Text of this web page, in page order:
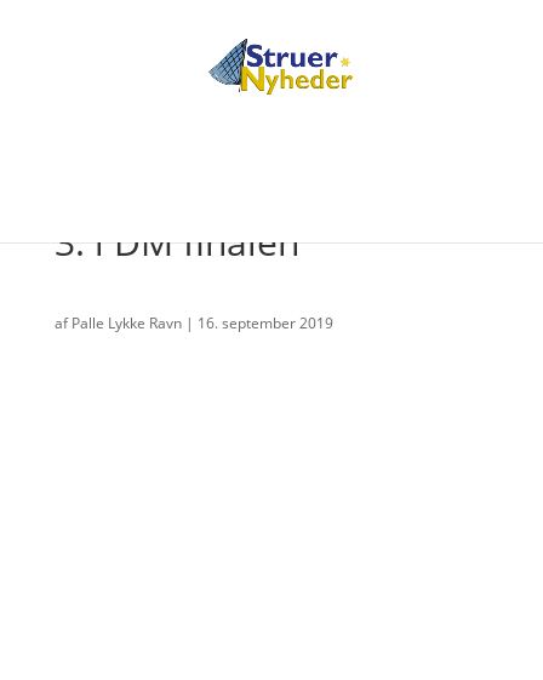
3. i DM finalen
afPalle Lykke Ravn| 16. september 2019